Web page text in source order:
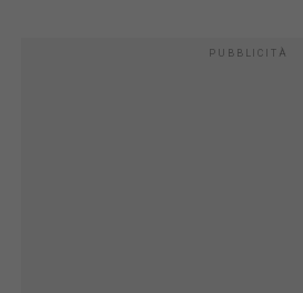
PUBBLICITÀ